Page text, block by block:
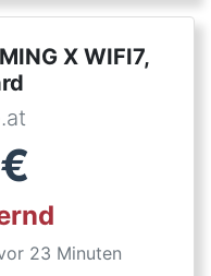
X WIFI7,
€
23 Minuten